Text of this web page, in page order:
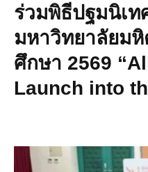
ร่วมพิธีปฐมนิเ
มหาวิทยาลัยม
ศึกษา 2569
Launch into